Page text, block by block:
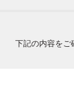
下記の内容をご